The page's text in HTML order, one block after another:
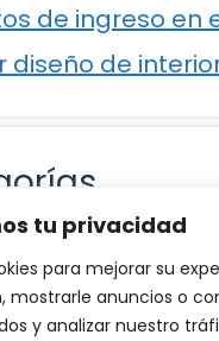
tu privacidad
para mejorar su
mostrarle anuncios o
y analizar nuestro
de ingreso en
diseño de